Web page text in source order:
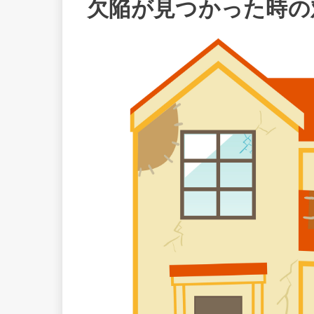
欠陥が見つかった時